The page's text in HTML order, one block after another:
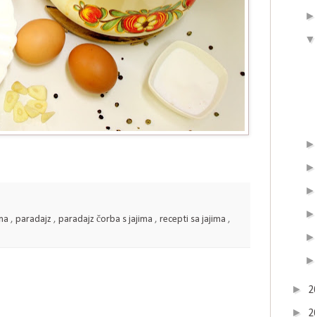
, paradajz , paradajz čorba s jajima , recepti sa jajima ,
►
►